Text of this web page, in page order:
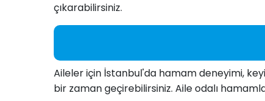
çıkarabilirsiniz.
Aileler için İstanbul'da hamam deneyimi,
bir zaman geçirebilirsiniz. Aile odalı